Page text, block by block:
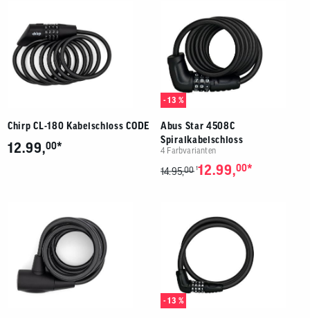
Chirp CL-180 Kabelschloss CODE
12.99,00*
- 13 %
Abus Star 4508C
Spiralkabelschloss
4 Farbvarianten
14.95,00 112.99,00*
- 13 %